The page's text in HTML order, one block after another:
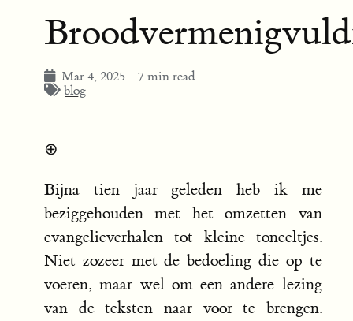
Mar 4, 2025
7 min read
blog
⊕
Bijna tien jaar geleden heb ik me
beziggehouden met het omzetten van
evangelieverhalen tot kleine toneeltjes.
Niet zozeer met de bedoeling die op te
voeren, maar wel om een andere lezing
van de teksten naar voor te brengen.